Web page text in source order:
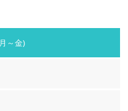
～金)